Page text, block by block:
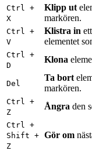
Ctrl +
X
Klipp ut
markören.
Ctrl +
V
Klistra in
elementet
Ctrl +
D
Klona
Del
Ta bort
markören.
Ctrl +
Z
Ångra den
Ctrl +
Shift +
Z
Gör om